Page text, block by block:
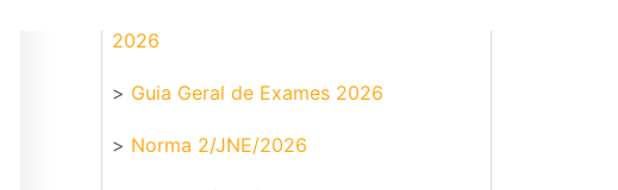
2026
> Guia Geral de Exames 2026
> Norma 2/JNE/2026